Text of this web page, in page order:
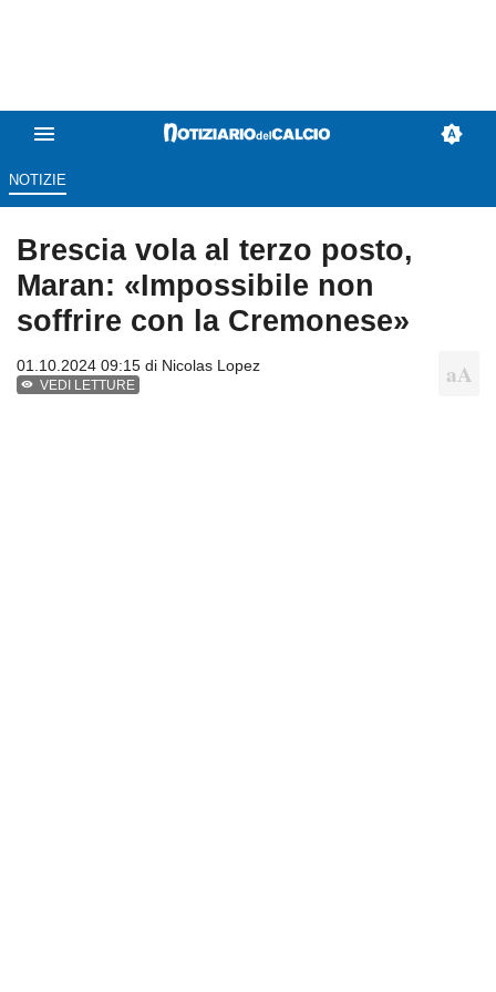
NOTIZIE
Brescia vola al terzo posto,
Maran: «Impossibile non
soffrire con la Cremonese»
01.10.2024 09:15 di Nicolas Lopez
VEDI LETTURE